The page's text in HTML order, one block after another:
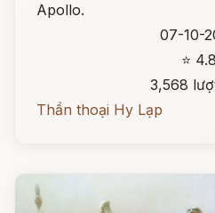
Apollo.
07-10-
⭐ 4.8
3,568
Thần thoại Hy Lạp